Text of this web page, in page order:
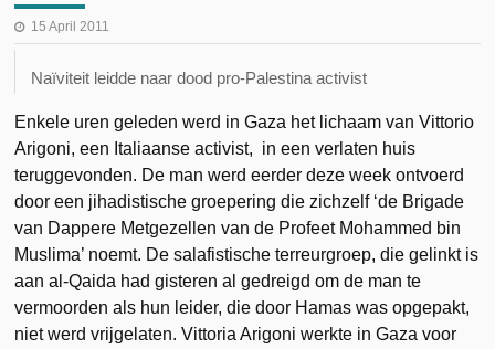
15 April 2011
Naïviteit leidde naar dood pro-Palestina activist
Enkele uren geleden werd in Gaza het lichaam van Vittorio
Arigoni, een Italiaanse activist, in een verlaten huis
teruggevonden. De man werd eerder deze week ontvoerd
door een jihadistische groepering die zichzelf ‘de Brigade
van Dappere Metgezellen van de Profeet Mohammed bin
Muslima’ noemt. De salafistische terreurgroep, die gelinkt is
aan al-Qaida had gisteren al gedreigd om de man te
vermoorden als hun leider, die door Hamas was opgepakt,
niet werd vrijgelaten. Vittoria Arigoni werkte in Gaza voor